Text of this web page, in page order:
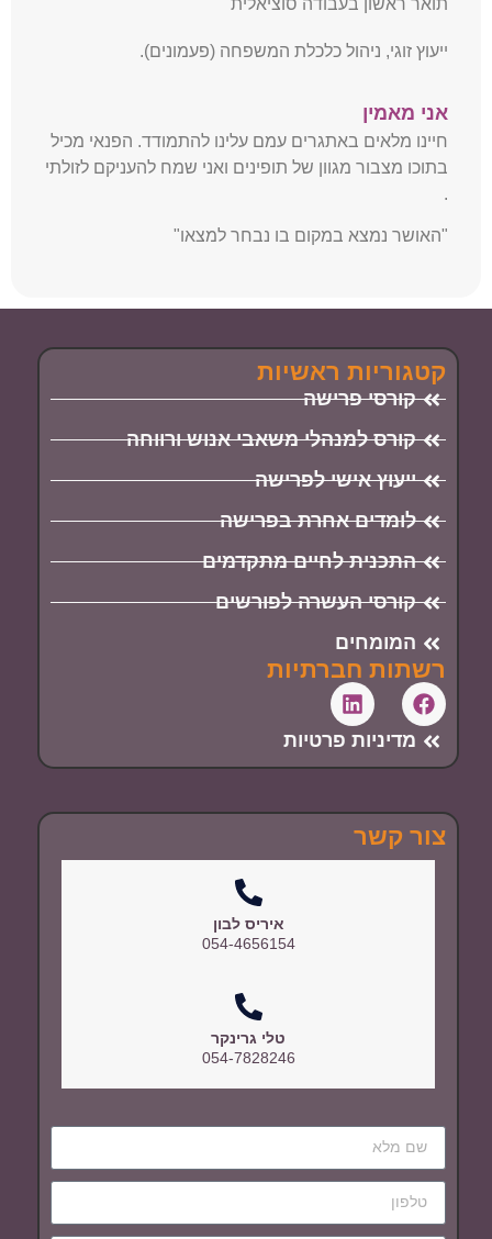
ייעוץ זוגי, ניהול כלכלת המשפחה (פעמונים).
אני מאמין
חיינו מלאים באתגרים עמם עלינו להתמודד. הפנאי מכיל
בתוכו מצבור מגוון של תופינים ואני שמח להעניקם לזולתי
.
"האושר נמצא במקום בו נבחר למצאו"
קטגוריות ראשיות
קורסי פרישה
קורס למנהלי משאבי אנוש ורווחה
ייעוץ אישי לפרישה
לומדים אחרת בפרישה
התכנית לחיים מתקדמים
קורסי העשרה לפורשים
המומחים
רשתות חברתיות
מדיניות פרטיות
צור קשר
איריס לבון
054-4656154
טלי גרינקר
054-7828246